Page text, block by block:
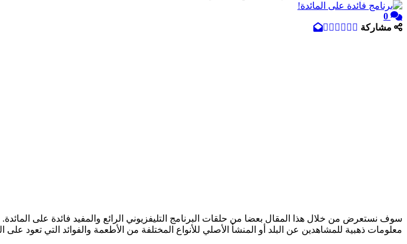
0
مشاركة
سوف نستعرض من خلال هذا المقال بعضا من حلقات البرنامج التليفزيوني الرائع والمفيد فائدة على
معلومات ذهبية للمشاهدين عن البلد أو المنشأ الأصلي للأنواع المختلفة من الأطعمة والفوائد التي تعود